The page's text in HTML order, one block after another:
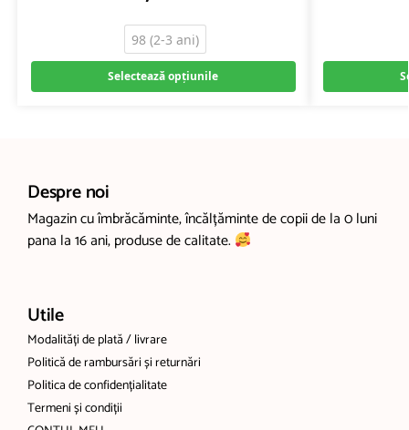
98 (2-3 ani)
Selectează opțiunile
Despre noi
Magazin cu îmbrăcăminte, încălțăminte de copii de la 0 luni
pana la 16 ani, produse de calitate.
Utile
Modalități de plată / livrare
Politică de rambursări și returnări
Politica de confidențialitate
Termeni și condiții